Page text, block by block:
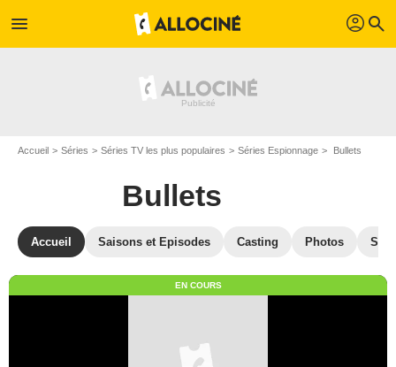
menu profil search
Accueil Séries Séries TV les plus populaires Séries Espionnage Bullets
Bullets
Accueil Saisons et Episodes Casting Photos
EN COURS